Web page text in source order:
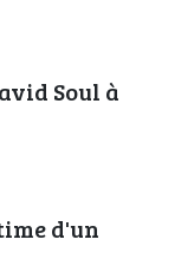
Soul à
d'un